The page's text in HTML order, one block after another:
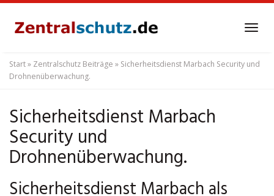
content
Start» Zentralschutz Beiträge » Sicherheitsdienst Marbach Security und
Drohnenüberwachung.
Sicherheitsdienst Marbach
Security und
Drohnenüberwachung.
Sicherheitsdienst Marbach als